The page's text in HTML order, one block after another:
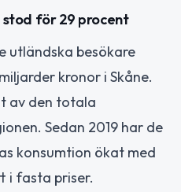
för 29 procent
utländska besökare
kronor i Skåne.
av den totala
Sedan 2019 har de
konsumtion ökat med
i fasta priser.